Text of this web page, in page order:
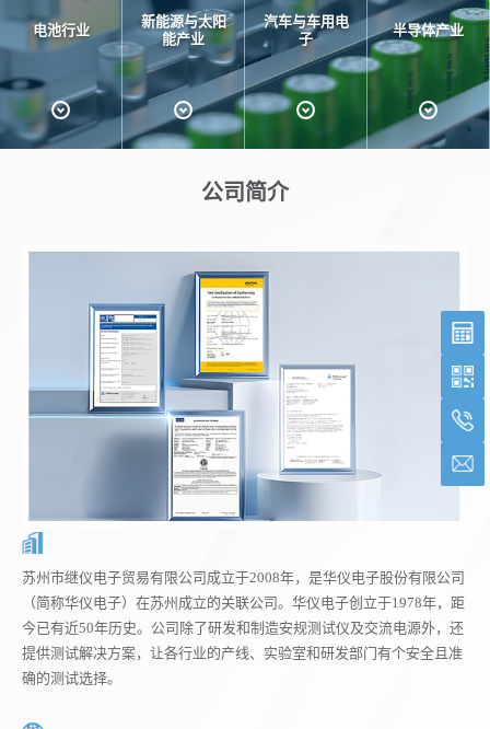
电池行业
新能源与太阳
能产业
汽车与车用电
子
半导体产业
公司简介
苏州市继仪电子贸易有限公司成立于2008年，是华仪电子股份有限公司
（简称华仪电子）在苏州成立的关联公司。华仪电子创立于1978年，距
今已有近50年历史。公司除了研发和制造安规测试仪及交流电源外，还
提供测试解决方案，让各行业的产线、实验室和研发部门有个安全且准
确的测试选择。